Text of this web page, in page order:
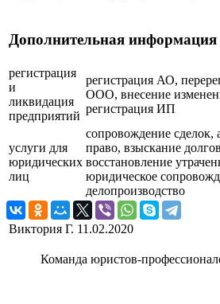
Дополнительная информация
регистрация
и
ликвидация
предприятий
регистрация АО,
ООО, внесение
регистрация ИП
услуги для
юридических
лиц
сопровождение сделок,
право, взыскание
восстановление
юридическое
делопроизводство
Виктория Г. 11.02.2020
Команда юристов-